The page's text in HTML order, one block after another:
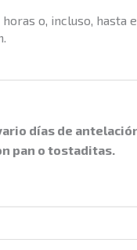
o, incluso, hasta
días de
pan o tostaditas.